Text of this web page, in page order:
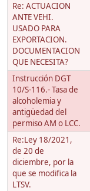
Re: ACTUACION
ANTE VEHI.
USADO PARA
EXPORTACION.
DOCUMENTACION
QUE NECESITA?
Instrucción DGT
10/S-116.- Tasa de
alcoholemia y
antigüedad del
permiso AM o LCC.
Re:Ley 18/2021,
de 20 de
diciembre, por la
que se modifica la
LTSV.